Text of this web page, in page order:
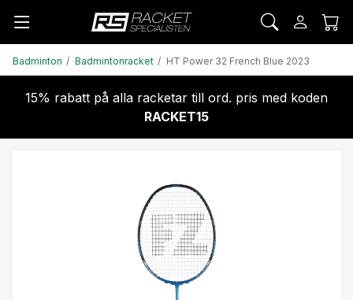
Badminton Badmintonracket HT Power 32 French Blue 2023
15% rabatt på alla racketar till ord. pris med koden
RACKET15